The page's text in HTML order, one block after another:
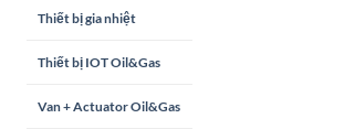
Thiết bị gia nhiệt
Thiết bị IOT Oil&Gas
Van + Actuator Oil&Gas